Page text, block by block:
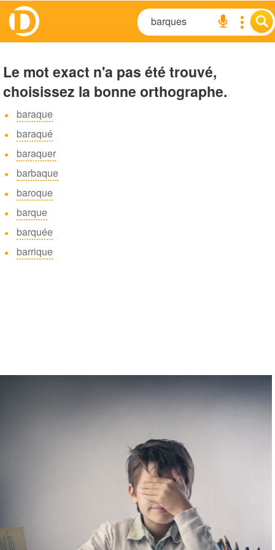
Le mot exact n'a pas été trouvé,
choisissez la bonne orthographe.
baraque
baraqué
baraquer
barbaque
baroque
barque
barquée
barrique